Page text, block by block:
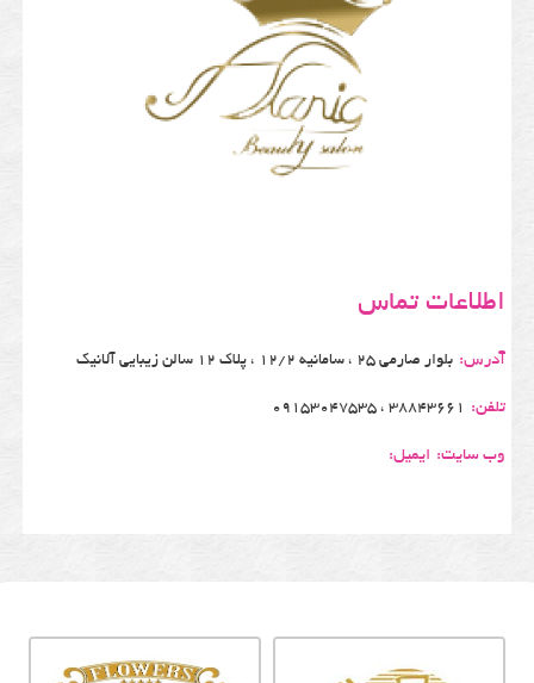
اطلاعات تماس
آدرس: بلوار صارمی 25 ، سامانیه 12/2 ، پلاک 12 سالن زیبایی آلانیک
تلفن: 38843661 ، 09153047535
وب سایت: ایمیل: